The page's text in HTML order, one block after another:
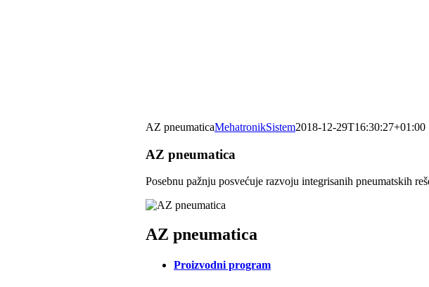
AZ pneumaticaMehatronikSistem2018-12-29T16:30:27+01:00
AZ pneumatica
Posebnu pažnju posvećuje razvoju integrisanih pneumatskih
AZ pneumatica
Proizvodni program